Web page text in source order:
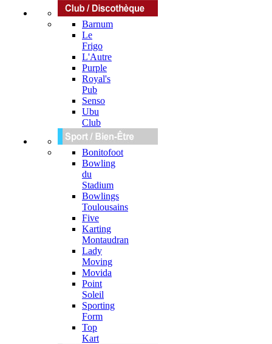
Barnum
Le
Frigo
L'Autre
Purple
Royal's
Pub
Senso
Ubu
Club
Bonitofoot
Bowling
du
Stadium
Bowlings
Toulousains
Five
Karting
Montaudran
Lady
Moving
Movida
Point
Soleil
Sporting
Form
Top
Kart